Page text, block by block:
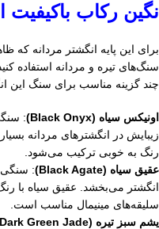
نگین رکاب
برای این پایه انگشتر مردانه که
سنگ‌های تیره و مردانه استفاده
چند گزینه مناسب برای سنگ این
اونیکس سیاه (Black Onyx)
:
زیبایش در انگشترهای مردانه
رنگ به خوبی ترکیب می‌شود.
عقیق سیاه (Black Agate)
: سنگی
انگشتر می‌بخشد. عقیق سیاه با
سلیقه‌های مینیمال مناسب است.
یشم سبز تیره (Dark Green Jade)